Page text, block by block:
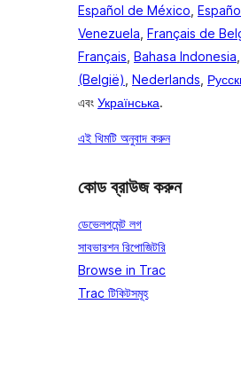
Español de México,
Venezuela, Français de
Français, Bahasa Indonesia,
(België), Nederlands,
এবং Українська.
এই থিমটি অনুবাদ করুন
কোড ব্রাউজ করুন
ডেভেলপমেন্ট লগ
সাবভারশন রিপোজিটরি
Browse in Trac
Trac টিকিটসমূহ